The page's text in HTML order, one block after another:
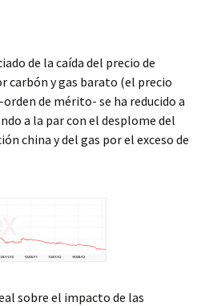
de la caída del precio de
carbón y gas barato (el precio
de mérito- se ha reducido a
a la par con el desplome del
china y del gas por el exceso de
sobre el impacto de las